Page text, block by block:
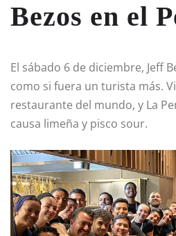
Bezos en el
El sábado 6 de diciembre, Jeff
como si fuera un turista más.
restaurante del mundo, y La
causa limeña y pisco sour.